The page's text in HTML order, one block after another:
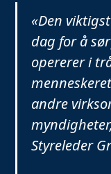
«Den
dag for å
opererer i
andre
Styreleder